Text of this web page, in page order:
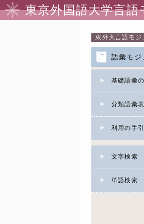
東京外国語大学言
東外大言語モジ
語彙モジ
基礎語彙
分類語彙
利用の手
文字検索
単語検索